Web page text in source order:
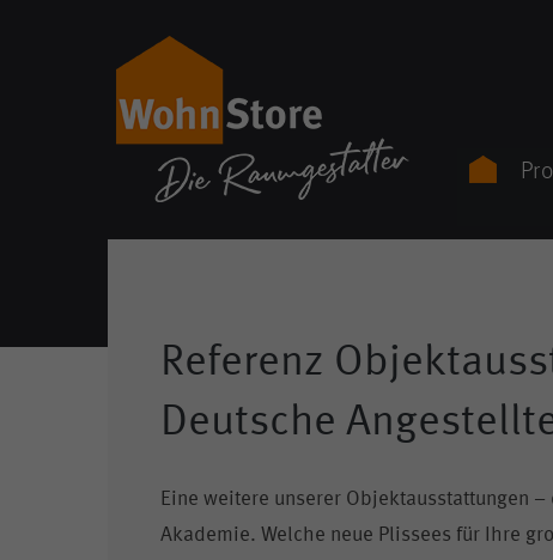
Referenz
Deutsche
Eine weitere unserer Objektausstattungen
Akademie. Welche neue Plissees für Ihre